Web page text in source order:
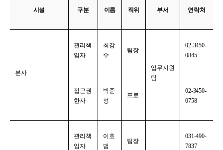
시설 구분 이름 직위 부서 연락처
본사
관리책
임자
최강
수
팀장
업무지원
팀
02-3450-
0845
접근권
한자
박준
성
프로
02-3450-
0758
관리책
임자
이호
범
팀장
031-490-
7837